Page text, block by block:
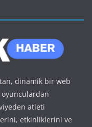
dinamik bir web
oyunculardan
atleti
etkinliklerini ve